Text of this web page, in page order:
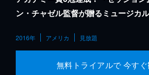
ン・チャゼル監督が贈るミュージカル
2016年 アメリカ 見放題
無料トライアルで 今すぐ